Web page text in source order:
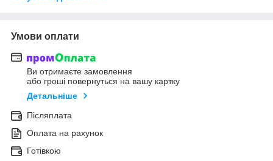
Умови оплати
Ви отримаєте замовлення
або гроші повернуться на вашу картку
Детальніше
Післяплата
Оплата на рахунок
Готівкою